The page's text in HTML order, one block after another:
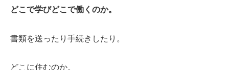
どこで学びどこで働くのか。
書類を送ったり手続きしたり。
どこに住むのか。